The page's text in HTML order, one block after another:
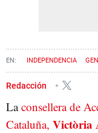
INDEPENDENCIA
PROCÉS
Redacción
Laconsellera de
Cataluña, Victòria